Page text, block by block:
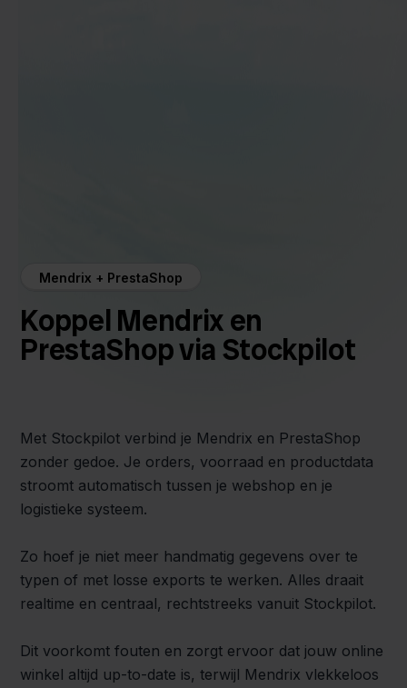
Mendrix + PrestaShop
Koppel Mendrix en
PrestaShop via Stockpilot
Met Stockpilot verbind je Mendrix en PrestaShop
zonder gedoe. Je orders, voorraad en productdata
stroomt automatisch tussen je webshop en je
logistieke systeem.
Zo hoef je niet meer handmatig gegevens over te
typen of met losse exports te werken. Alles draait
realtime en centraal, rechtstreeks vanuit Stockpilot.
Dit voorkomt fouten en zorgt ervoor dat jouw online
winkel altijd up-to-date is, terwijl Mendrix vlekkeloos